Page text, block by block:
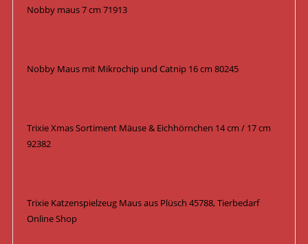
Nobby maus 7 cm 71913
Nobby Maus mit Mikrochip und Catnip 16 cm 80245
Trixie Xmas Sortiment Mäuse & Eichhörnchen 14 cm / 17 cm
92382
Trixie Katzenspielzeug Maus aus Plüsch 45788, Tierbedarf
Online Shop